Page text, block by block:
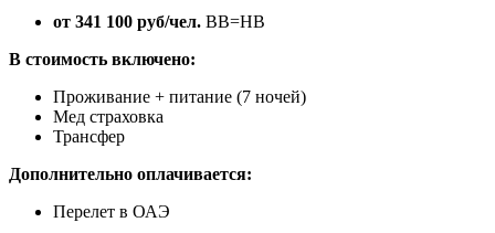
от 341 100 руб/чел. BB=HB
В стоимость включено:
Проживание + питание (7 ночей)
Мед страховка
Трансфер
Дополнительно оплачивается:
Перелет в ОАЭ